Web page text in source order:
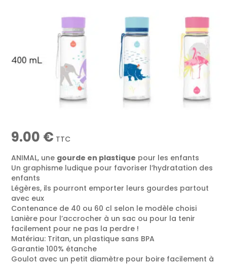
9.00 € TTC
ANIMAL, une gourde en plastique pour les enfants
Un graphisme ludique pour favoriser l’hydratation des
enfants
Légères, ils pourront emporter leurs gourdes partout
avec eux
Contenance de 40 ou 60 cl selon le modèle choisi
Lanière pour l’accrocher à un sac ou pour la tenir
facilement pour ne pas la perdre !
Matériau: Tritan, un plastique sans BPA
Garantie 100% étanche
Goulot avec un petit diamètre pour boire facilement à